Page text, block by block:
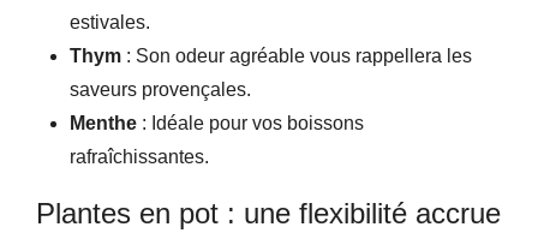
estivales.
Thym : Son odeur agréable vous rappellera les
saveurs provençales.
Menthe : Idéale pour vos boissons
rafraîchissantes.
Plantes en pot : une flexibilité accrue